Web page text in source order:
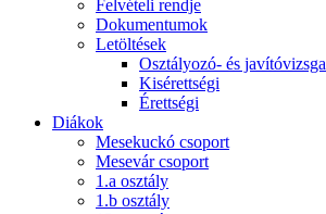
Felvételi rendje
Dokumentumok
Letöltések
Osztályozó- és javítóvizsga
Kisérettségi
Érettségi
Diákok
Mesekuckó csoport
Mesevár csoport
1.a osztály
1.b osztály